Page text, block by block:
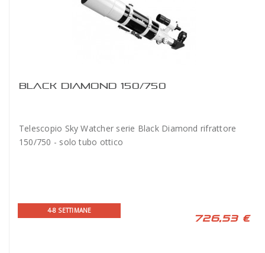
BLACK DIAMOND 150/750
Telescopio Sky Watcher serie Black Diamond rifrattore
150/750 - solo tubo ottico
4-8 SETTIMANE
726,53 €